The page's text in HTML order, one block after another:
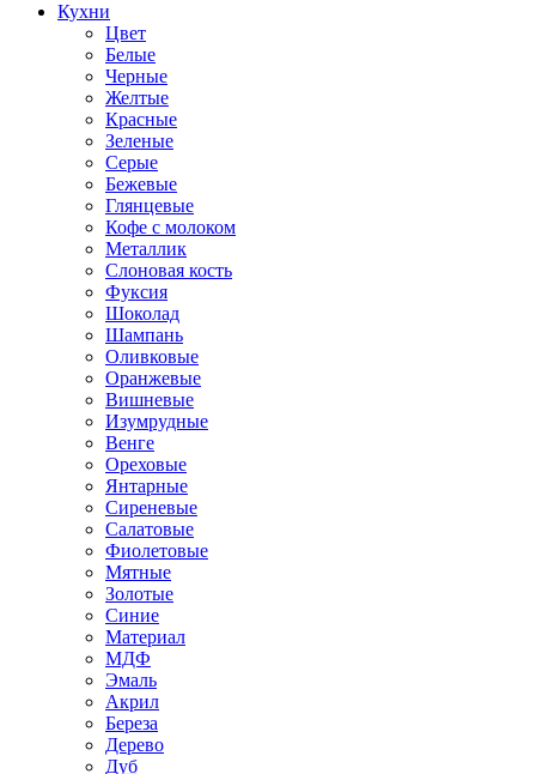
Кухни
Цвет
Белые
Черные
Желтые
Красные
Зеленые
Серые
Бежевые
Глянцевые
Кофе с молоком
Металлик
Слоновая кость
Фуксия
Шоколад
Шампань
Оливковые
Оранжевые
Вишневые
Изумрудные
Венге
Ореховые
Янтарные
Сиреневые
Салатовые
Фиолетовые
Мятные
Золотые
Синие
Материал
МДФ
Эмаль
Акрил
Береза
Дерево
Дуб